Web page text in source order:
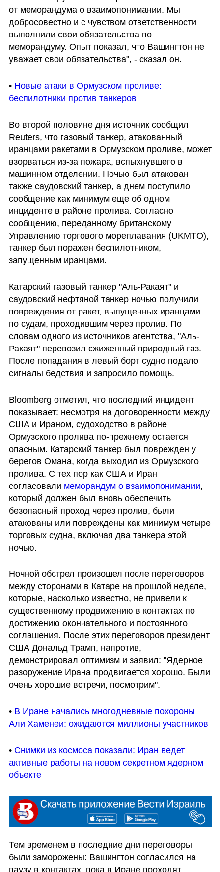
от меморандума о взаимопонимании. Мы
добросовестно и с чувством ответственности
выполнили свои обязательства по
меморандуму. Опыт показал, что Вашингтон не
уважает свои обязательства", - сказал он.
• Новые атаки в Ормузском проливе:
беспилотники против танкеров
Во второй половине дня источник сообщил
Reuters, что газовый танкер, атакованный
иранцами ракетами в Ормузском проливе, может
взорваться из-за пожара, вспыхнувшего в
машинном отделении. Ночью был атакован
также саудовский танкер, а днем поступило
сообщение как минимум еще об одном
инциденте в районе пролива. Согласно
сообщению, переданному британскому
Управлению торгового мореплавания (UKMTO),
танкер был поражен беспилотником,
запущенным иранцами.
Катарский газовый танкер "Аль-Ракаят" и
саудовский нефтяной танкер ночью получили
повреждения от ракет, выпущенных иранцами
по судам, проходившим через пролив. По
словам одного из источников агентства, "Аль-
Ракаят" перевозил сжиженный природный газ.
После попадания в левый борт судно подало
сигналы бедствия и запросило помощь.
Bloomberg отметил, что последний инцидент
показывает: несмотря на договоренности между
США и Ираном, судоходство в районе
Ормузского пролива по-прежнему остается
опасным. Катарский танкер был поврежден у
берегов Омана, когда выходил из Ормузского
пролива. С тех пор как США и Иран
согласовали меморандум о взаимопонимании,
который должен был вновь обеспечить
безопасный проход через пролив, были
атакованы или повреждены как минимум четыре
торговых судна, включая два танкера этой
ночью.
Ночной обстрел произошел после переговоров
между сторонами в Катаре на прошлой неделе,
которые, насколько известно, не привели к
существенному продвижению в контактах по
достижению окончательного и постоянного
соглашения. После этих переговоров президент
США Дональд Трамп, напротив,
демонстрировал оптимизм и заявил: "Ядерное
разоружение Ирана продвигается хорошо. Были
очень хорошие встречи, посмотрим".
• В Иране начались многодневные похороны
Али Хаменеи: ожидаются миллионы участников
• Снимки из космоса показали: Иран ведет
активные работы на новом секретном ядерном
объекте
Тем временем в последние дни переговоры
были заморожены: Вашингтон согласился на
паузу в контактах, пока в Иране проходят